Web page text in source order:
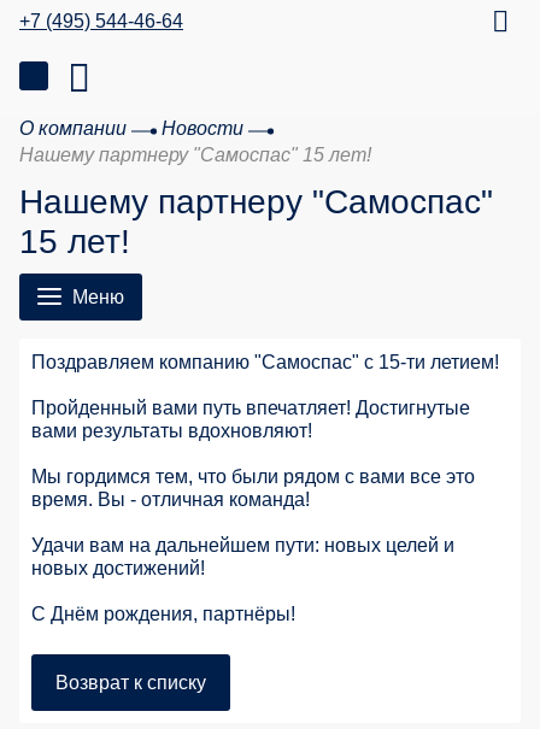
+7 (495) 544-46-64
О компании
Новости
Нашему партнеру "Самоспас" 15 лет!
Нашему партнеру "Самоспас"
15 лет!
Меню
Поздравляем компанию "Самоспас" с 15-ти летием!
Пройденный вами путь впечатляет! Достигнутые
вами результаты вдохновляют!
Мы гордимся тем, что были рядом с вами все это
время. Вы - отличная команда!
Удачи вам на дальнейшем пути: новых целей и
новых достижений!
С Днём рождения, партнёры!
Возврат к списку